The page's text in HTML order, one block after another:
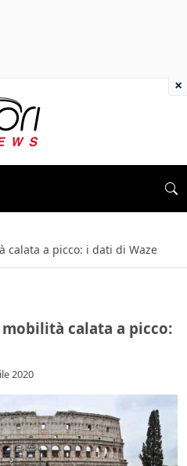
calata a picco: i dati di Waze
calata a picco:
2020
×